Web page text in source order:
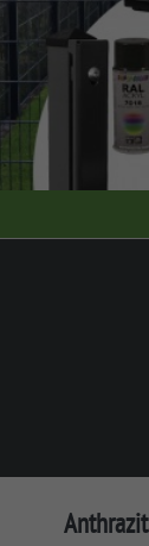
Anthrazit